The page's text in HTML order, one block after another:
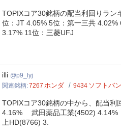
TOPIXコア30銘柄の配当利回りラ
位：JT 4.05% 5位：第一三共
3.17% 11位：三菱UFJ
p9_lyj
illi p9_lyj
関連銘柄 7267 ホンダ 9434 ソフトバ
TOPIXコア30銘柄の中から、配当
4.16% 武田薬品工業(4502)
上HD(8766) 3.